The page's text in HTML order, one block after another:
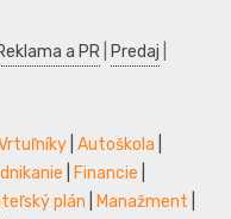
a PR Predaj
Autoškola
Financie
plán Manažment